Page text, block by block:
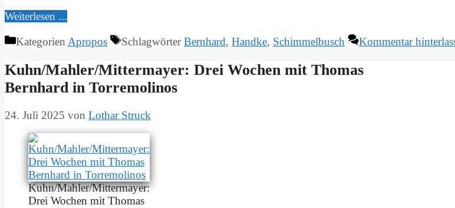
Wei­ter­le­sen ...
Kategorien Apropos SchlagwörterBernhard, Handke, Schimmelbusch Kommentar
Kuhn/Mahler/Mittermayer: Drei Wo­chen mit Tho­mas
Bern­hard in Tor­re­mo­li­nos
24. Juli 2025 von Lothar Struck
Kuhn/Mahler/Mittermayer:
Drei Wo­chen mit Tho­mas